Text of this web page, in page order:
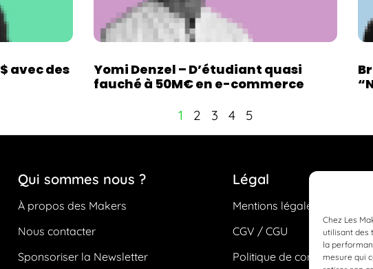
Chez Les
utilisant des
la
mesure qui
avec des
Yomi Denzel – D’étudiant quasi
fauché à 50M€ en e-commerce
1 2 3 4 5
Qui sommes nous ?
À propos des Makers
Nous contacter
Sponsoriser la Newsletter
Légal
Mentions légales
CGV / CGU
Politique de confidentialité